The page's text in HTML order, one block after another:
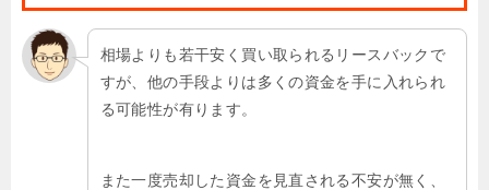
相場よりも若干安く買い取られるリースバックで
すが、他の手段よりは多くの資金を手に入れられ
る可能性が有ります。
また一度売却した資金を見直される不安が無く、